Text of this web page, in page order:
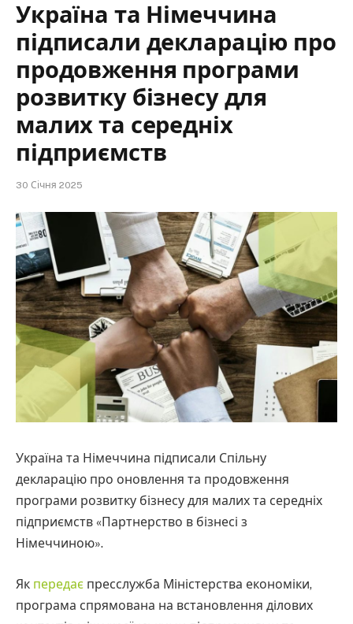
Україна та Німеччина
підписали декларацію про
продовження програми
розвитку бізнесу для
малих та середніх
підприємств
30 Січня 2025
Україна та Німеччина підписали Спільну
декларацію про оновлення та продовження
програми розвитку бізнесу для малих та середніх
підприємств «Партнерство в бізнесі з
Німеччиною».
Як передає пресслужба Міністерства економіки,
програма спрямована на встановлення ділових